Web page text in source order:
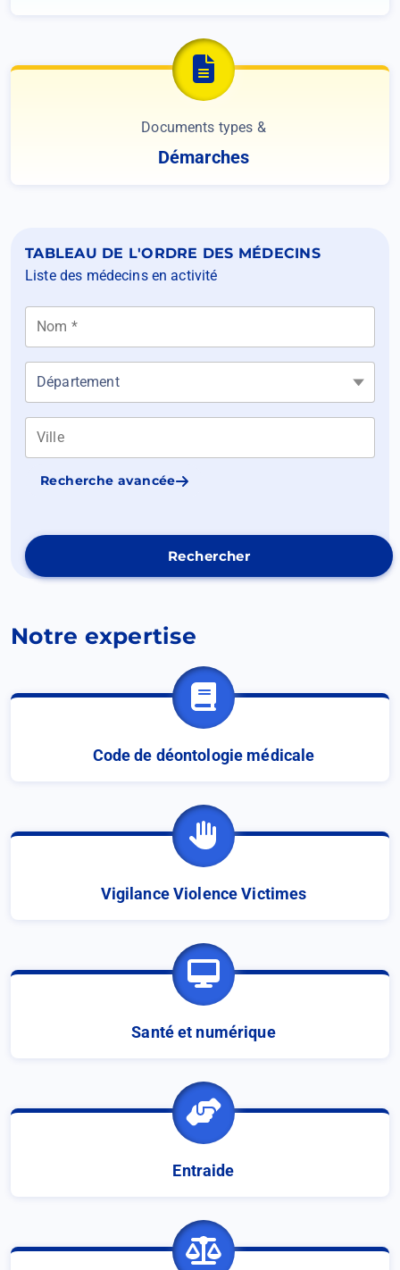
Documents types &
Démarches
TABLEAU DE L'ORDRE DES MÉDECINS
Liste des médecins en activité
Nom *
Department
Ville
Recherche avancée
un
onglet
Notre expertise
Code de déontologie médicale
Vigilance Violence Victimes
Santé et numérique
Entraide